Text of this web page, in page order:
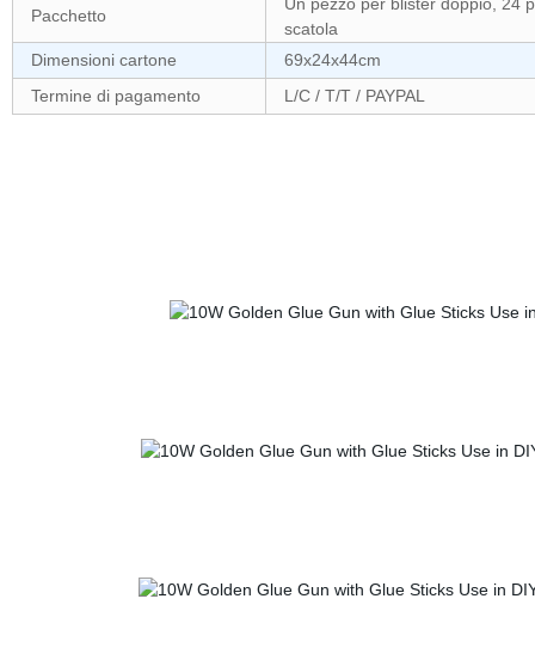
Pacchetto
scatola
Dimensioni cartone
69x24x44cm
Termine di pagamento
L/C / T/T / PAYPAL